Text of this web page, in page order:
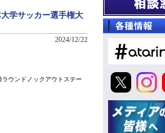
大学サッカー選手権大
2024/12/22
ラウンドノックアウトステー